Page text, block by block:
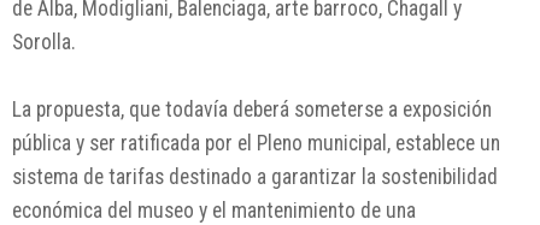
de Alba, Modigliani, Balenciaga, arte barroco, Chagall y
Sorolla.
La propuesta, que todavía deberá someterse a exposición
pública y ser ratificada por el Pleno municipal, establece un
sistema de tarifas destinado a garantizar la sostenibilidad
económica del museo y el mantenimiento de una